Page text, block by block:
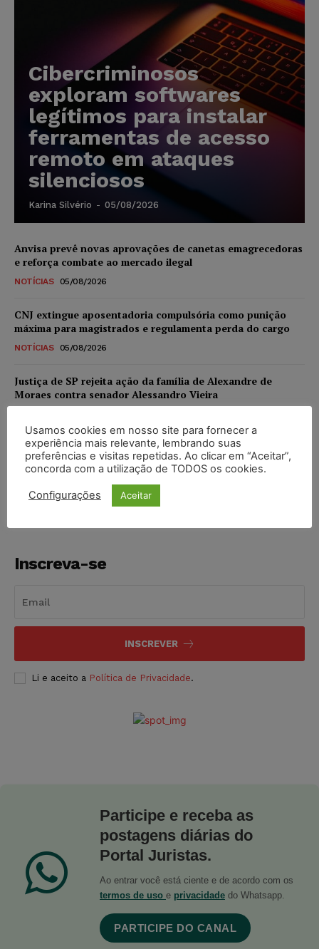
Cibercriminosos
exploram softwares
legítimos para instalar
ferramentas de acesso
remoto em ataques
silenciosos
Karina Silvério - 05/08/2026
Anvisa prevê novas aprovações de canetas emagrecedoras
e reforça combate ao mercado ilegal
NOTÍCIAS 05/08/2026
CNJ extingue aposentadoria compulsória como punição
máxima para magistrados e regulamenta perda do cargo
NOTÍCIAS 05/08/2026
Justiça de SP rejeita ação da família de Alexandre de
Moraes contra senador Alessandro Vieira
Conselho Nacional de Justiça determina afastamento da
juíza Gabriela Hardt por dois anos
Inscreva-se
INSCREVER
Li e aceito a Política de Privacidade.
Participe e receba as
postagens diárias do
Portal Juristas.
Ao entrar você está ciente e de acordo com os
termos de uso e privacidade do Whatsapp.
PARTICIPE DO CANAL
Usamos cookies em nosso site para fornecer a
experiência mais relevante, lembrando suas
preferências e visitas repetidas. Ao clicar em “Aceitar”,
concorda com a utilização de TODOS os cookies.
Configurações Aceitar